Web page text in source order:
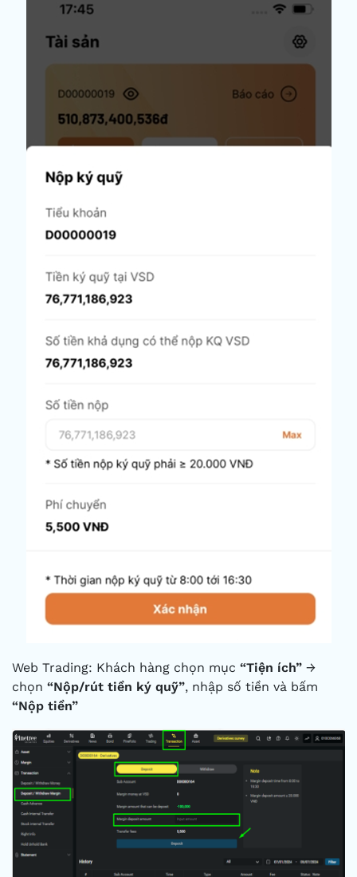
Web Trading: Khách hàng chọn mục “Tiện ích” →
chọn “Nộp/rút tiền ký quỹ”, nhập số tiền và bấm
“Nộp tiền”